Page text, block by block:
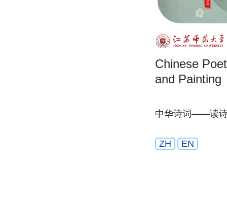
Chinese
and Painting
中华诗词——读
ZH EN